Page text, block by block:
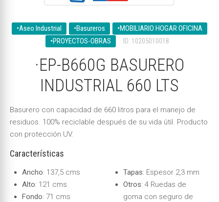
•Aseo Industrial •Basureros
•MOBILIARIO HOGAR OFICINA
•PROYECTOS-OBRAS
ID: 10205010018
·EP-B660G BASURERO
INDUSTRIAL 660 LTS
Basurero con capacidad de 660 litros para el manejo de
residuos. 100% reciclable después de su vida útil. Producto
con protección UV.
Características
Ancho: 137,5 cms
Alto: 121 cms
Fondo: 71 cms
Tapas: Espesor 2,3 mm
Otros: 4 Ruedas de
goma con seguro de